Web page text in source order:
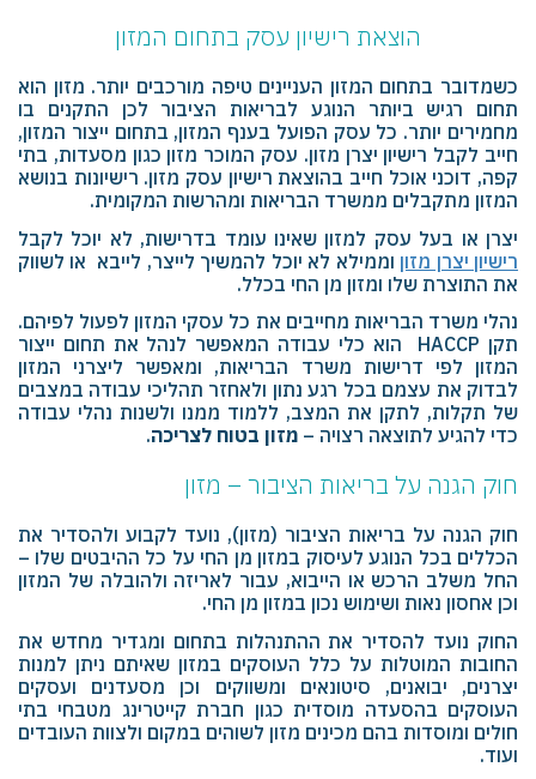
הוצאת רישיון עסק בתחום המזון
כשמדובר בתחום המזון העניינים טיפה מורכבים יותר. מזון הוא
תחום רגיש ביותר הנוגע לבריאות הציבור לכן התקנים בו
מחמירים יותר. כל עסק הפועל בענף המזון, בתחום ייצור המזון,
חייב לקבל רישיון יצרן מזון. עסק המוכר מזון כגון מסעדות, בתי
קפה, דוכני אוכל חייב בהוצאת רישיון עסק מזון. רישיונות בנושא
המזון מתקבלים ממשרד הבריאות ומהרשות המקומית.
יצרן או בעל עסק למזון שאינו עומד בדרישות, לא יוכל לקבל
רישיון יצרן מזון וממילא לא יוכל להמשיך לייצר, לייבא או לשווק
את התוצרת שלו ומזון מן החי בכלל.
נהלי משרד הבריאות מחייבים את כל עסקי המזון לפעול לפיהם.
תקן HACCP הוא כלי עבודה המאפשר לנהל את תחום ייצור
המזון לפי דרישות משרד הבריאות, ומאפשר ליצרני המזון
לבדוק את עצמם בכל רגע נתון ולאחזר תהליכי עבודה במצבים
של תקלות, לתקן את המצב, ללמוד ממנו ולשנות נהלי עבודה
כדי להגיע לתוצאה רצויה – מזון בטוח לצריכה.
חוק הגנה על בריאות הציבור – מזון
חוק הגנה על בריאות הציבור (מזון), נועד לקבוע ולהסדיר את
הכללים בכל הנוגע לעיסוק במזון מן החי על כל ההיבטים שלו –
החל משלב הרכש או הייבוא, עבור לאריזה ולהובלה של המזון
וכן אחסון נאות ושימוש נכון במזון מן החי.
החוק נועד להסדיר את ההתנהלות בתחום ומגדיר מחדש את
החובות המוטלות על כלל העוסקים במזון שאיתם ניתן למנות
יצרנים, יבואנים, סיטונאים ומשווקים וכן מסעדנים ועסקים
העוסקים בהסעדה מוסדית כגון חברת קייטרינג מטבחי בתי
חולים ומוסדות בהם מכינים מזון לשוהים במקום ולצוות העובדים
ועוד.